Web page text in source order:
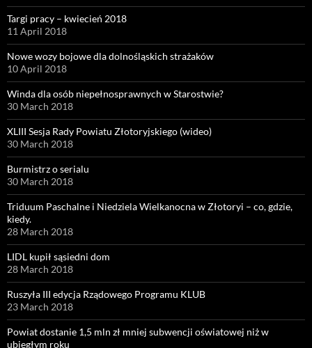
Targi pracy – kwiecień 2018
11 April 2018
Nowe wozy bojowe dla dolnośląskich strażaków
10 April 2018
Winda dla osób niepełnosprawnych w Starostwie?
30 March 2018
XLIII Sesja Rady Powiatu Złotoryjskiego (wideo)
30 March 2018
Burmistrz o serialu
30 March 2018
Triduum Paschalne i Niedziela Wielkanocna w Złotoryi – co, gdzie,
kiedy.
28 March 2018
LIDL kupił sąsiedni dom
28 March 2018
Ruszyła III edycja Rządowego Programu KLUB
23 March 2018
Powiat dostanie 1,5 mln zł mniej subwencji oświatowej niż w
ubiegłym roku